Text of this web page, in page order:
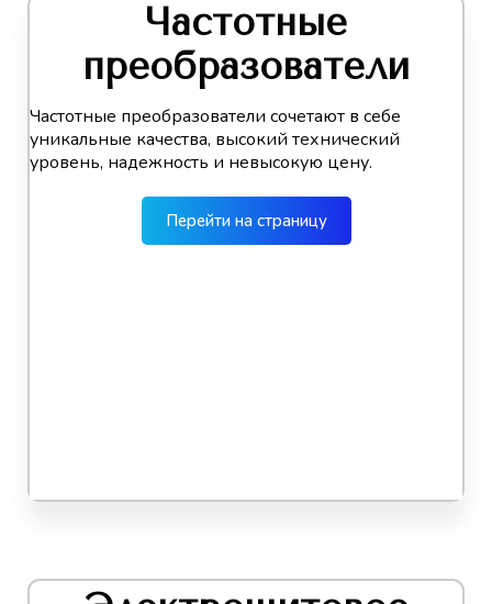
Частотные
преобразователи
Частотные преобразователи сочетают в себе
уникальные качества, высокий технический
уровень, надежность и невысокую цену.
Перейти на страницу